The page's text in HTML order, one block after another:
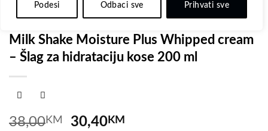
Podesi Odbaci sve Prihvati sve
listu
Milk Shake Moisture Plus Whipped cream
– Šlag za hidrataciju kose 200 ml
38,00KM
Original
30,40KM